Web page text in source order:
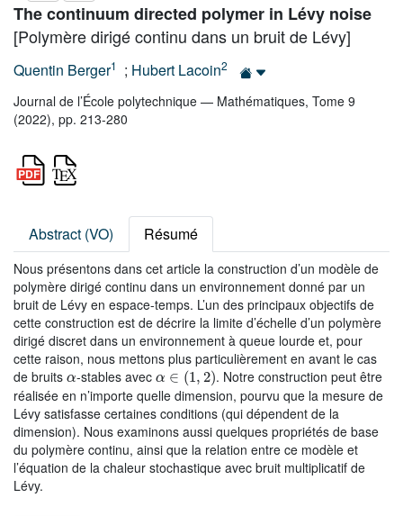
The continuum directed polymer in Lévy noise
[Polymère dirigé continu dans un bruit de Lévy]
Quentin Berger1 ; Hubert Lacoin2
Journal de l’École polytechnique — Mathématiques, Tome 9
(2022), pp. 213-280
Abstract (VO) Résumé
Nous présentons dans cet article la construction d’un modèle de
polymère dirigé continu dans un environnement donné par un
bruit de Lévy en espace-temps. L’un des principaux objectifs de
cette construction est de décrire la limite d’échelle d’un polymère
dirigé discret dans un environnement à queue lourde et, pour
cette raison, nous mettons plus particulièrement en avant le cas
de bruits α-stables avec α∈(1,2) . Notre construction peut être
réalisée en n’importe quelle dimension, pourvu que la mesure de
Lévy satisfasse certaines conditions (qui dépendent de la
dimension). Nous examinons aussi quelques propriétés de base
du polymère continu, ainsi que la relation entre ce modèle et
l’équation de la chaleur stochastique avec bruit multiplicatif de
Lévy.